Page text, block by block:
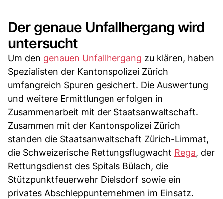
Der genaue Unfallhergang wird
untersucht
Um den genauen Unfallhergang zu klären, haben
Spezialisten der Kantonspolizei Zürich
umfangreich Spuren gesichert. Die Auswertung
und weitere Ermittlungen erfolgen in
Zusammenarbeit mit der Staatsanwaltschaft.
Zusammen mit der Kantonspolizei Zürich
standen die Staatsanwaltschaft Zürich-Limmat,
die Schweizerische Rettungsflugwacht Rega, der
Rettungsdienst des Spitals Bülach, die
Stützpunktfeuerwehr Dielsdorf sowie ein
privates Abschleppunternehmen im Einsatz.